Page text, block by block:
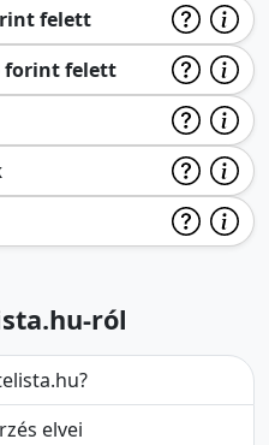
felett
forint felett
ról
elvei